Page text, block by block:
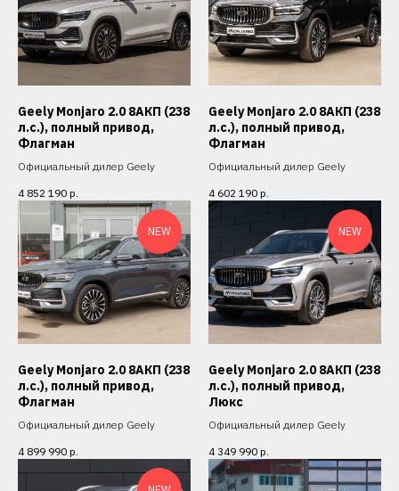
Geely Monjaro 2.0 8АКП (238
л.с.), полный привод,
Флагман
Официальный дилер Geely
4 852 190 р.
Geely Monjaro 2.0 8АКП (238
л.с.), полный привод,
Флагман
Официальный дилер Geely
4 602 190 р.
NEW
Geely Monjaro 2.0 8АКП (238
л.с.), полный привод,
Флагман
Официальный дилер Geely
4 899 990 р.
NEW
Geely Monjaro 2.0 8АКП (238
л.с.), полный привод,
Люкс
Официальный дилер Geely
4 349 990 р.